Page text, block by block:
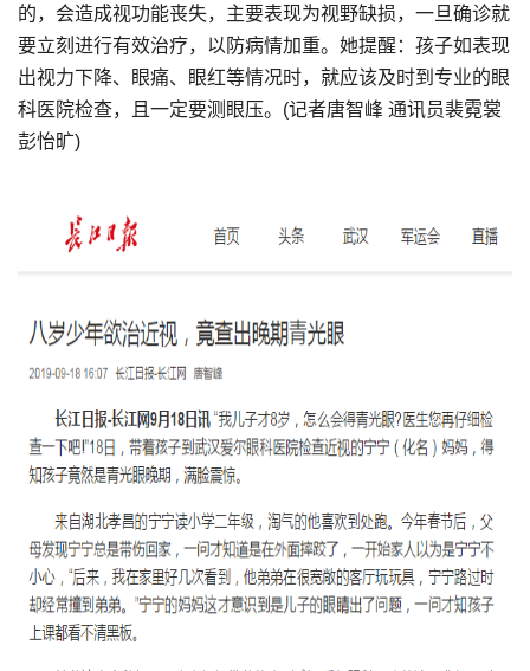
的，会造成视功能丧失，主要表现为视野缺损，一旦确诊就
要立刻进行有效治疗，以防病情加重。她提醒：孩子如表现
出视力下降、眼痛、眼红等情况时，就应该及时到专业的眼
科医院检查，且一定要测眼压。(记者唐智峰 通讯员裴霓裳
彭怡旷)